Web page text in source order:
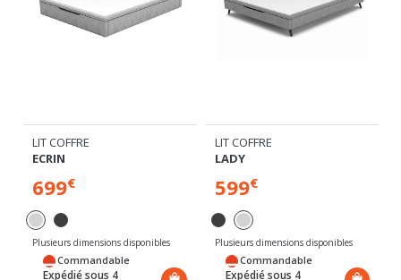
ECRIN
699€
Commandable
Expédié sous 4
semaines
LADY
599€
Commandable
Expédié sous 4
semaines